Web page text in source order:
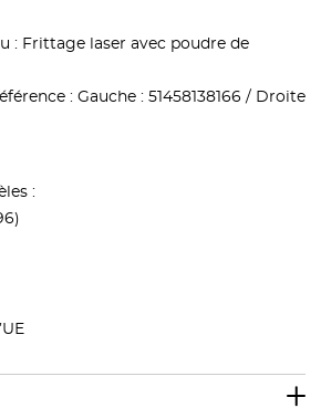
: Frittage laser avec poudre de
: Gauche : 51458138166 / Droite
: